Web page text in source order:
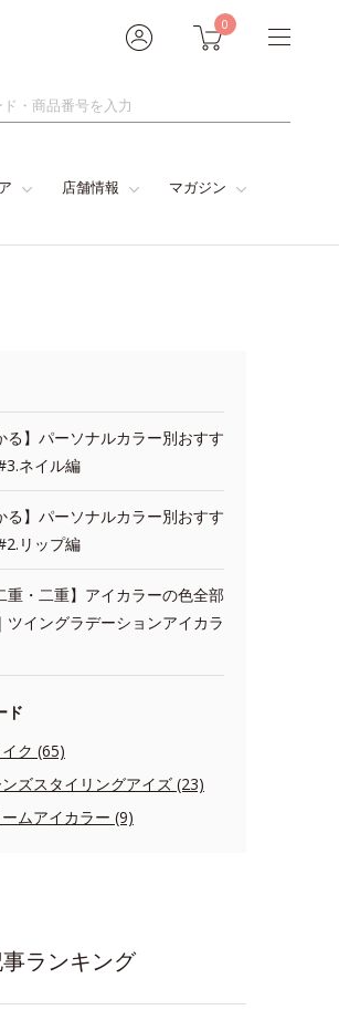
0
店舗情報 マガジン
る】パーソナルカラー別おすす
ネイル編
る】パーソナルカラー別おすす
リップ編
重・二重】アイカラーの色全部
ツイングラデーションアイカラ
ド
ク (65)
ズスタイリングアイズ (23)
ムアイカラー (9)
ランキング